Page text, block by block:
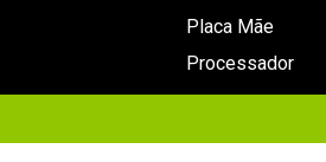
Placa Mãe
Processador